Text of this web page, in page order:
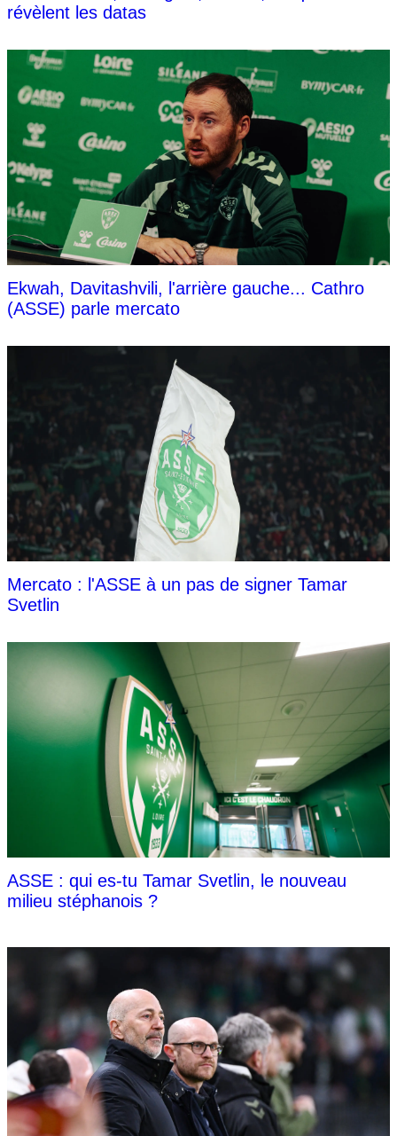
révèlent les datas
Ekwah, Davitashvili, l'arrière gauche... Cathro
(ASSE) parle mercato
Mercato : l'ASSE à un pas de signer Tamar
Svetlin
ASSE : qui es-tu Tamar Svetlin, le nouveau
milieu stéphanois ?